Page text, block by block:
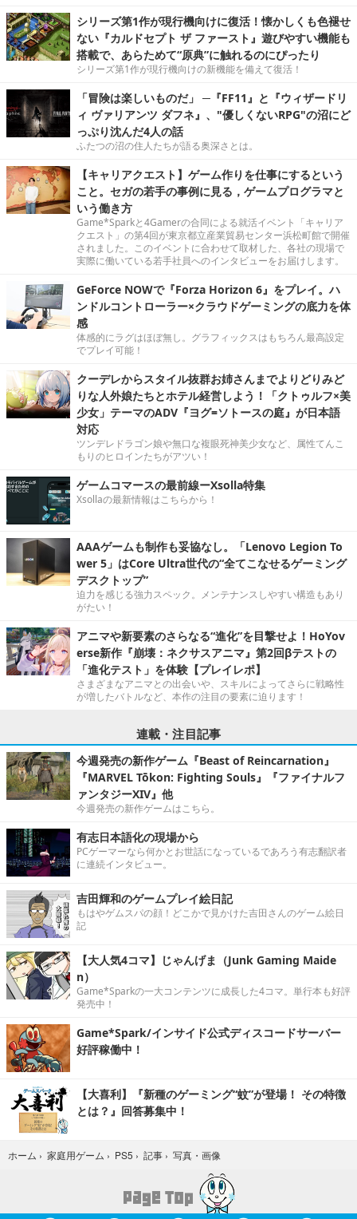
シリーズ第1作が現行機向けに復活！懐かしくも色褪せ
ない『カルドセプト ザ ファースト』遊びやすい機能も
搭載で、あらためて“原典”に触れるのにぴったり
シリーズ第1作が現行機向けの新機能を備えて復活！
「冒険は楽しいものだ」 ─『FF11』と『ウィザードリ
ィ ヴァリアンツ ダフネ』、"優しくないRPG"の沼にど
っぷり沈んだ4人の話
ふたつの沼の住人たちが語る奥深さとは。
【キャリアクエスト】ゲーム作りを仕事にするという
こと。セガの若手の事例に見る，ゲームプログラマと
いう働き方
Game*Sparkと4Gamerの合同による就活イベント「キャリア
クエスト」の第4回が東京都立産業貿易センター浜松町館で開催
されました。このイベントに合わせて取材した、各社の現場で
実際に働いている若手社員へのインタビューをお届けします。
GeForce NOWで『Forza Horizon 6』をプレイ。ハ
ンドルコントローラー×クラウドゲーミングの底力を体
感
体感的にラグはほぼ無し。グラフィックスはもちろん最高設定
でプレイ可能！
クーデレからスタイル抜群お姉さんまでよりどりみど
りな人外娘たちとホテル経営しよう！「クトゥルフ×美
少女」テーマのADV『ヨグ=ソトースの庭』が日本語
対応
ツンデレドラゴン娘や無口な複眼死神美少女など、属性てんこ
もりのヒロインたちがアツい！
ゲームコマースの最前線ーXsolla特集
Xsollaの最新情報はこちらから！
AAAゲームも制作も妥協なし。「Lenovo Legion To
wer 5」はCore Ultra世代の“全てこなせるゲーミング
デスクトップ”
迫力を感じる強力スペック。メンテナンスしやすい構造もあり
がたい！
アニマや新要素のさらなる“進化”を目撃せよ！HoYov
erse新作『崩壊：ネクサスアニマ』第2回βテストの
「進化テスト」を体験【プレイレポ】
さまざまなアニマとの出会いや、スキルによってさらに戦略性
が増したバトルなど、本作の注目の要素に迫ります！
連載・注目記事
今週発売の新作ゲーム『Beast of Reincarnation』
『MARVEL Tōkon: Fighting Souls』『ファイナルフ
ァンタジーXIV』他
今週発売の新作ゲームはこちら。
有志日本語化の現場から
PCゲーマーなら何かとお世話になっているであろう有志翻訳者
に連続インタビュー。
吉田輝和のゲームプレイ絵日記
もはやゲムスパの顔！どこかで見かけた吉田さんのゲーム絵日
記
【大人気4コマ】じゃんげま（Junk Gaming Maide
n）
Game*Sparkの一大コンテンツに成長した4コマ。単行本も好評
発売中！
Game*Spark/インサイド公式ディスコードサーバー
好評稼働中！
【大喜利】『新種のゲーミング“蚊”が登場！ その特徴
とは？』回答募集中！
ホーム › 家庭用ゲーム › PS5 › 記事 › 写真・画像